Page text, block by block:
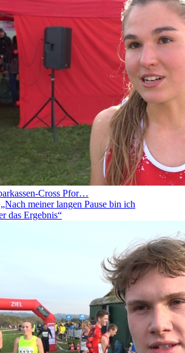
Cross Pfor…
meiner langen Pause bin ich
das Ergebnis“